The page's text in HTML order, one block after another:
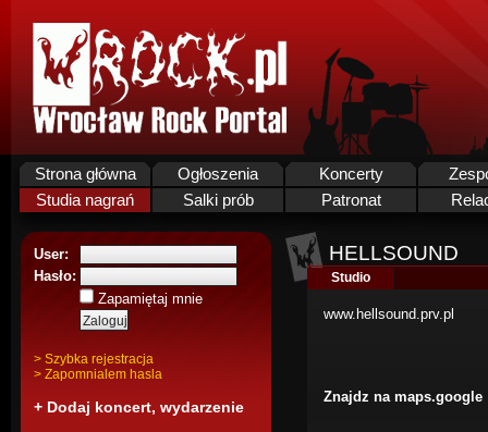
Strona główna Ogłoszenia Koncerty
Studia nagrań
Salki prób Patronat
User:
Hasło:
Zapamiętaj mnie
> Szybka rejestracja
> Zapomnialem hasla
+ Dodaj koncert, wydarzenie
HELLSOUND
Studio
www.hellsound.prv.pl
Znajdz na maps.google